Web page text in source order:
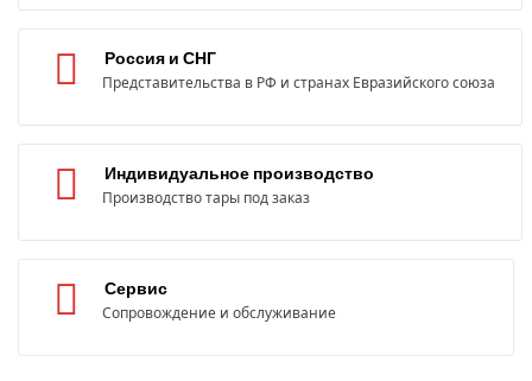
Россия и СНГ
Представительства в РФ и странах Евразийского союза
Индивидуальное производство
Производство тары под заказ
Сервис
Сопровождение и обслуживание